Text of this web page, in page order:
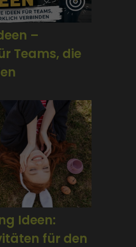
–
Teams, die
Ideen:
für den